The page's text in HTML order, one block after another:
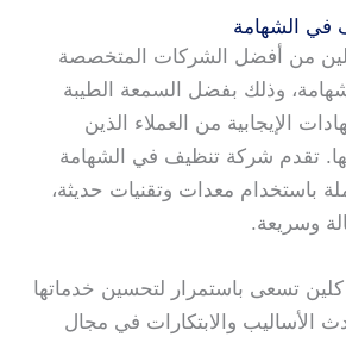
في الشهامة
من أفضل الشركات المتخصصة
وذلك بفضل السمعة الطيبة
الإيجابية من العملاء الذين
تقدم شركة تنظيف في الشهامة
باستخدام معدات وتقنيات حديثة،
وسريعة.
تسعى باستمرار لتحسين خدماتها
الأساليب والابتكارات في مجال